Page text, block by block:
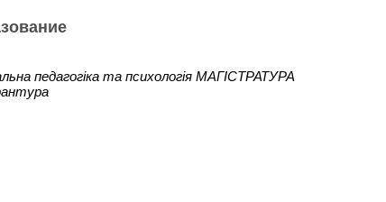
педагогіка та психологія МАГІСТРАТУРА